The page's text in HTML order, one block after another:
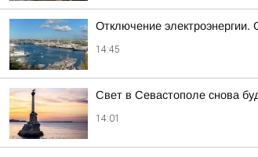
Отключение
14:45
Свет в Севастополе снова
14:01